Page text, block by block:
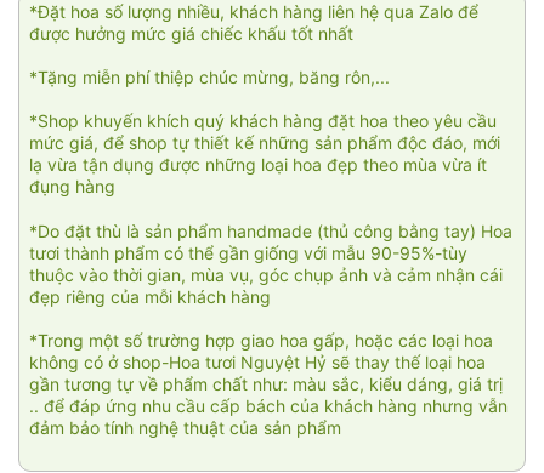
*Đặt hoa số lượng nhiều, khách hàng liên hệ qua Zalo để
được hưởng mức giá chiếc khấu tốt nhất
*Tặng miễn phí thiệp chúc mừng, băng rôn,...
*Shop khuyến khích quý khách hàng đặt hoa theo yêu cầu
mức giá, để shop tự thiết kế những sản phẩm độc đáo, mới
lạ vừa tận dụng được những loại hoa đẹp theo mùa vừa ít
đụng hàng
*Do đặt thù là sản phẩm handmade (thủ công bằng tay) Hoa
tươi thành phẩm có thể gần giống với mẫu 90-95%-tùy
thuộc vào thời gian, mùa vụ, góc chụp ảnh và cảm nhận cái
đẹp riêng của mỗi khách hàng
*Trong một số trường hợp giao hoa gấp, hoặc các loại hoa
không có ở shop-Hoa tươi Nguyệt Hỷ sẽ thay thế loại hoa
gần tương tự về phẩm chất như: màu sắc, kiểu dáng, giá trị
.. để đáp ứng nhu cầu cấp bách của khách hàng nhưng vẫn
đảm bảo tính nghệ thuật của sản phẩm